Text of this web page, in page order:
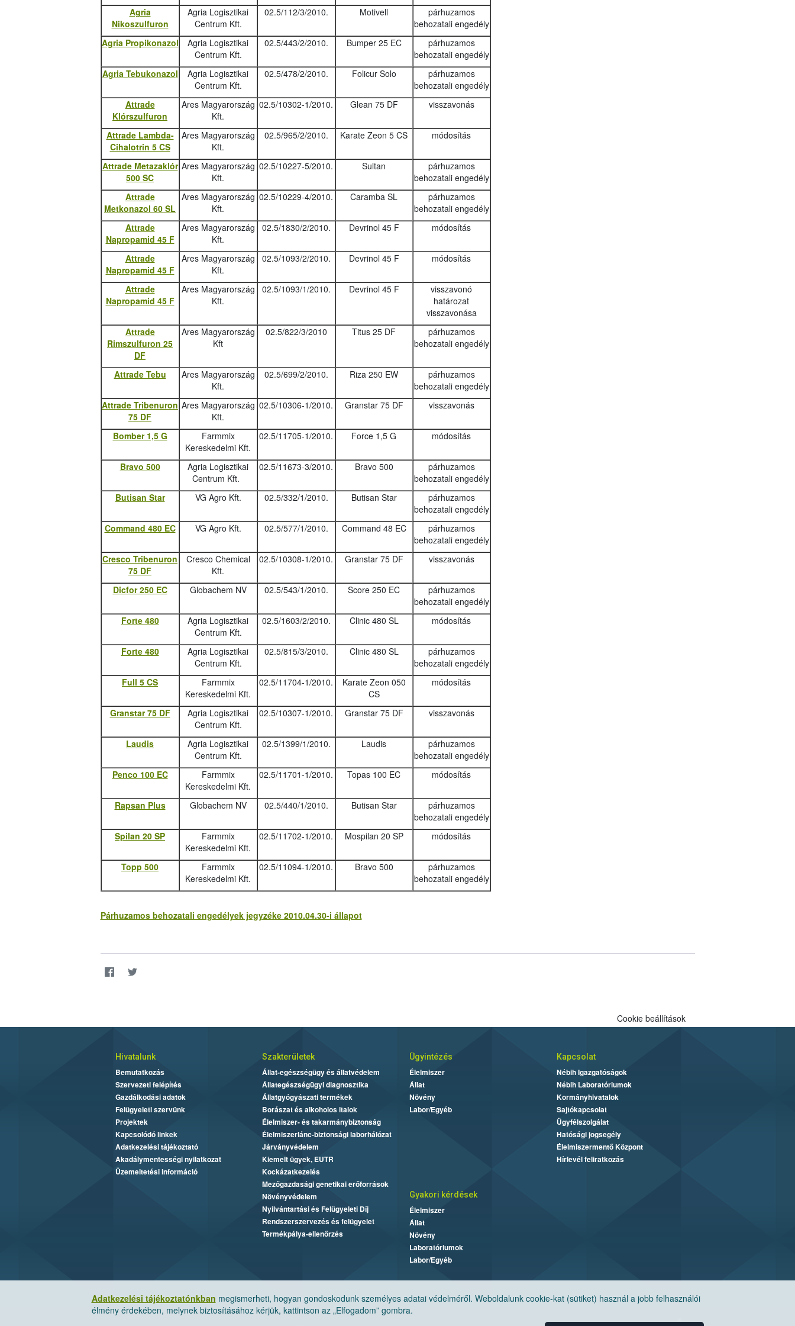
Agria
Nikoszulfuron
Agria Logisztikai
Centrum Kft.
02.5/112/3/2010. Motivell
párhuzamos
behozatali engedély
Agria Propikonazol
Agria Logisztikai
Centrum Kft.
02.5/443/2/2010. Bumper 25 EC
párhuzamos
behozatali engedély
Agria Tebukonazol
Agria Logisztikai
Centrum Kft.
02.5/478/2/2010. Folicur Solo
párhuzamos
behozatali engedély
Attrade
Klórszulfuron
Ares Magyarország
Kft.
02.5/10302-1/2010. Glean 75 DF visszavonás
Attrade Lambda-
Cihalotrin 5 CS
Ares Magyarország
Kft.
02.5/965/2/2010. Karate Zeon 5 CS módosítás
Attrade Metazaklór
500 SC
Ares Magyarország
Kft.
02.5/10227-5/2010. Sultan
párhuzamos
behozatali engedély
Attrade
Metkonazol 60 SL
Ares Magyarország
Kft.
02.5/10229-4/2010. Caramba SL
párhuzamos
behozatali engedély
Attrade
Napropamid 45 F
Ares Magyarország
Kft.
02.5/1830/2/2010. Devrinol 45 F módosítás
Attrade
Napropamid 45 F
Ares Magyarország
Kft.
02.5/1093/2/2010. Devrinol 45 F módosítás
Attrade
Napropamid 45 F
Ares Magyarország
Kft.
02.5/1093/1/2010. Devrinol 45 F
visszavonó
határozat
visszavonása
Attrade
Rimszulfuron 25
DF
Ares Magyarország
Kft
02.5/822/3/2010 Titus 25 DF
párhuzamos
behozatali engedély
Attrade Tebu
Ares Magyarország
Kft.
02.5/699/2/2010. Riza 250 EW
párhuzamos
behozatali engedély
Attrade Tribenuron
75 DF
Ares Magyarország
Kft.
02.5/10306-1/2010. Granstar 75 DF visszavonás
Bomber 1,5 G
Farmmix
Kereskedelmi Kft.
02.5/11705-1/2010. Force 1,5 G módosítás
Bravo 500
Agria Logisztikai
Centrum Kft.
02.5/11673-3/2010. Bravo 500
párhuzamos
behozatali engedély
Butisan Star
VG Agro Kft. 02.5/332/1/2010. Butisan Star
párhuzamos
behozatali engedély
Command 480 EC
VG Agro Kft. 02.5/577/1/2010. Command 48 EC
párhuzamos
behozatali engedély
Cresco Tribenuron
75 DF
Cresco Chemical
Kft.
02.5/10308-1/2010. Granstar 75 DF visszavonás
Dicfor 250 EC Globachem NV 02.5/543/1/2010. Score 250 EC
párhuzamos
behozatali engedély
Forte 480
Agria Logisztikai
Centrum Kft.
02.5/1603/2/2010. Clinic 480 SL módosítás
Forte 480
Agria Logisztikai
Centrum Kft.
02.5/815/3/2010. Clinic 480 SL
párhuzamos
behozatali engedély
Full 5 CS
Farmmix
Kereskedelmi Kft.
02.5/11704-1/2010.
Karate Zeon 050
CS
módosítás
Granstar 75 DF
Agria Logisztikai
Centrum Kft.
02.5/10307-1/2010. Granstar 75 DF visszavonás
Laudis
Agria Logisztikai
Centrum Kft.
02.5/1399/1/2010. Laudis
párhuzamos
behozatali engedély
Penco 100 EC
Farmmix
Kereskedelmi Kft.
02.5/11701-1/2010. Topas 100 EC módosítás
Rapsan Plus Globachem NV 02.5/440/1/2010. Butisan Star
párhuzamos
behozatali engedély
Spilan 20 SP
Farmmix
Kereskedelmi Kft.
02.5/11702-1/2010. Mospilan 20 SP módosítás
Topp 500
Farmmix
Kereskedelmi Kft.
02.5/11094-1/2010. Bravo 500
párhuzamos
behozatali engedély
Párhuzamos behozatali engedélyek jegyzéke 2010.04.30-i állapot
Adatkezelési tájékoztatónkban megismerheti, hogyan gondoskodunk személyes adatai védelméről. Weboldalunk cookie-kat (sütiket) használ a jobb felhasználói
élmény érdekében, melynek biztosításához kérjük, kattintson az „Elfogadom” gombra.
Cookie beállítások
Hivatalunk
Bemutatkozás
Szervezeti felépítés
Gazdálkodási adatok
Felügyeleti szervünk
Projektek
Kapcsolódó linkek
Adatkezelési tájékoztató
Akadálymentességi nyilatkozat
Üzemeltetési információ
Szakterületek
Állat-egészségügy és állatvédelem
Állategészségügyi diagnosztika
Állatgyógyászati termékek
Borászat és alkoholos italok
Élelmiszer- és takarmánybiztonság
Élelmiszerlánc-biztonsági laborhálózat
Járványvédelem
Kiemelt ügyek, EUTR
Kockázatkezelés
Mezőgazdasági genetikai erőforrások
Növényvédelem
Nyilvántartási és Felügyeleti Díj
Rendszerszervezés és felügyelet
Termékpálya-ellenőrzés
Ügyintézés
Élelmiszer
Állat
Növény
Labor/Egyéb
Kapcsolat
Nébih Igazgatóságok
Nébih Laboratóriumok
Kormányhivatalok
Sajtókapcsolat
Ügyfélszolgálat
Hatósági jogsegély
Élelmiszermentő Központ
Hírlevél feliratkozás
Gyakori kérdések
Élelmiszer
Állat
Növény
Laboratóriumok
Labor/Egyéb